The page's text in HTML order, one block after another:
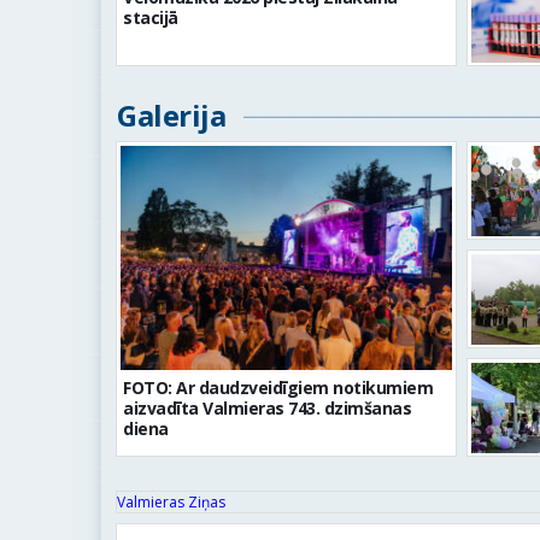
stacijā
Galerija
FOTO: Ar daudzveidīgiem notikumiem
aizvadīta Valmieras 743. dzimšanas
diena
Valmieras Ziņas